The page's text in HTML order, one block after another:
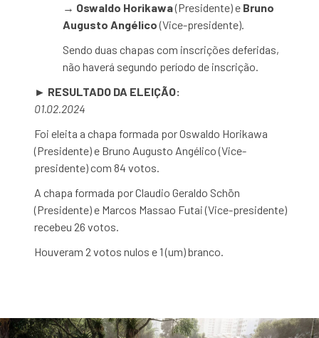
→ Oswaldo Horikawa(Presidente) e Bruno
Augusto Angélico(Vice-presidente).
Sendo duas chapas com inscrições deferidas,
não haverá segundo período de inscrição.
► RESULTADO DA ELEIÇÃO:
01.02.2024
Foi eleita a chapa formada por Oswaldo Horikawa
(Presidente) e Bruno Augusto Angélico (Vice-
presidente) com 84 votos.
A chapa formada por Claudio Geraldo Schön
(Presidente) e Marcos Massao Futai (Vice-presidente)
recebeu 26 votos.
Houveram 2 votos nulos e 1 (um) branco.